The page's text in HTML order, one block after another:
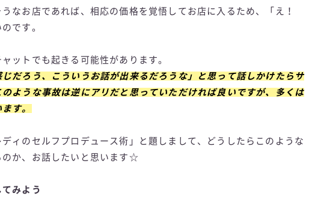
うなお店であれば、相応の価格を覚悟してお店に入るため、「え！
です。
ットでも起きる可能性があります。
じだろう、こういうお話が出来るだろうな」と思って話しかけたらサ
のような事故は逆にアリだと思っていただければ良いですが、多くは
す。
ィのセルフプロデュース術」と題しまして、どうしたらこのような
のか、お話したいと思います☆
みよう